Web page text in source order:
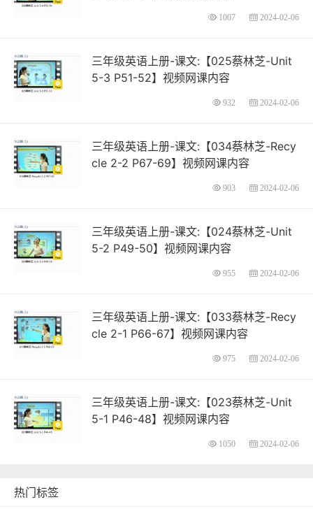
1007 2024-02-06
三年级英语上册-课文:【025蔡林芝-Unit
5-3 P51-52】视频网课内容
932 2024-02-06
三年级英语上册-课文:【034蔡林芝-Recy
cle 2-2 P67-69】视频网课内容
903 2024-02-06
三年级英语上册-课文:【024蔡林芝-Unit
5-2 P49-50】视频网课内容
955 2024-02-06
三年级英语上册-课文:【033蔡林芝-Recy
cle 2-1 P66-67】视频网课内容
975 2024-02-06
三年级英语上册-课文:【023蔡林芝-Unit
5-1 P46-48】视频网课内容
1050 2024-02-06
热门标签